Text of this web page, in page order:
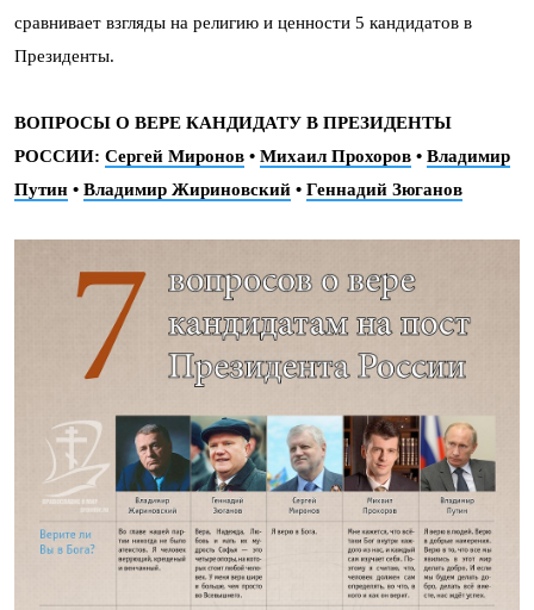
сравнивает взгляды на религию и ценности 5 кандидатов в
Президенты.
ВОПРОСЫ О ВЕРЕ КАНДИДАТУ В ПРЕЗИДЕНТЫ
РОССИИ: Сергей Миронов • Михаил Прохоров • Владимир
Путин • Владимир Жириновский • Геннадий Зюганов